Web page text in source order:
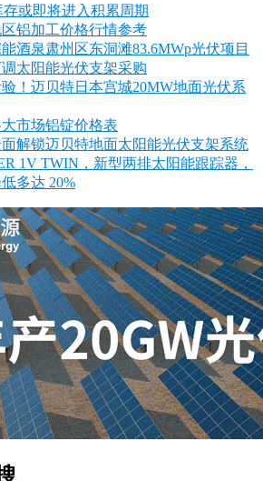
存或即将进入积累周期
铝加工价格行情参考
酒泉肃州区东洞滩83.6MWp光伏项目
太阳能光伏支架采购
！迈贝特日本宫城20MW地面光伏系
市场铝锭价格表
解锁迈贝特地面太阳能光伏支架系统
1V TWIN，新型两排太阳能跟踪器，
多达 20%